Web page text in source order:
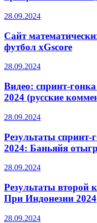
28.09.2024
Сайт
футбол xGscore
28.09.2024
Видео: спринт-
2024 (русские
28.09.2024
Результаты
2024: Баньяйя
28.09.2024
Результаты второй
При Индонезии 2024
28.09.2024